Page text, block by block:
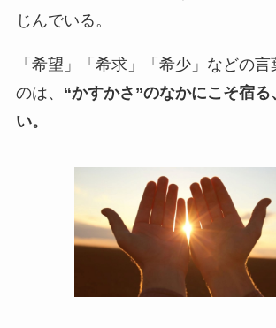
じんでいる。
「希望」「希求」「希少」などの
のは、 “かすかさ”のなかにこそ宿る
い。